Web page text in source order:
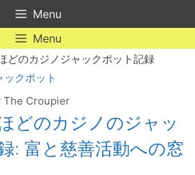
Menu
Menu
クポット
The Croupier
どのカジノのジャッ
: 富と慈善活動への窓